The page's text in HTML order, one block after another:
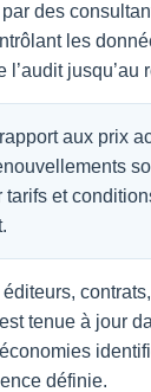
des
les
l’audit jusqu’au
aux prix
et
tenue à jour
définie.